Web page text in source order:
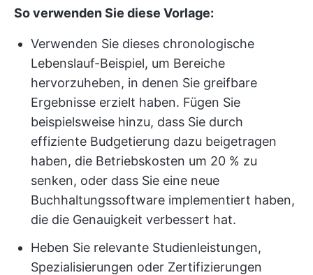
So verwenden Sie diese Vorlage:
Verwenden Sie dieses chronologische
Lebenslauf-Beispiel, um Bereiche
hervorzuheben, in denen Sie greifbare
Ergebnisse erzielt haben. Fügen Sie
beispielsweise hinzu, dass Sie durch
effiziente Budgetierung dazu beigetragen
haben, die Betriebskosten um 20 % zu
senken, oder dass Sie eine neue
Buchhaltungssoftware implementiert haben,
die die Genauigkeit verbessert hat.
Heben Sie relevante Studienleistungen,
Spezialisierungen oder Zertifizierungen